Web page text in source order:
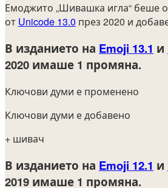
Емоджито „Шивашка игла“ беше
от Unicode 13.0 през 2020 и
В изданието на Emoji 13.1 и
2020 имаше 1 промяна.
Ключови думи е променено
Ключови думи е добавено
+ шивач
В изданието на Emoji 12.1 и
2019 имаше 1 промяна.